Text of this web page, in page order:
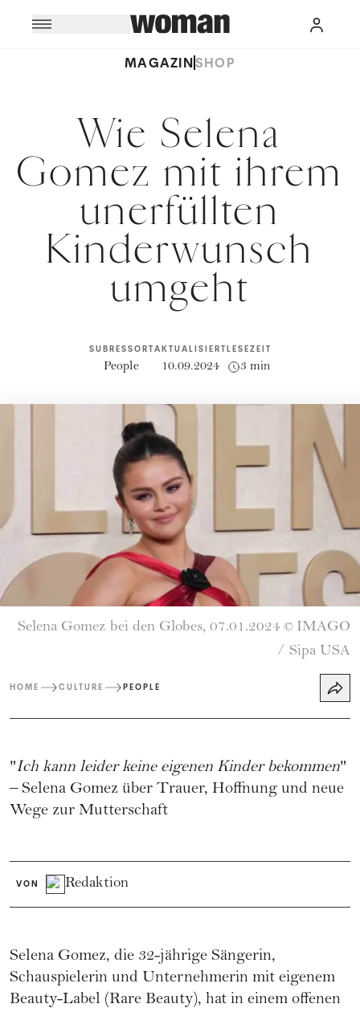
MAGAZINSHOP
Wie Selena
Gomez mit ihrem
unerfüllten
Kinderwunsch
umgeht
SUBRESSORT
People
AKTUALISIERT
10.09.2024
LESEZEIT
3 min
Selena Gomez bei den Globes, 07.01.2024 © IMAGO
/ Sipa USA
HOME CULTURE PEOPLE
"Ich kann leider keine eigenen Kinder bekommen"
– Selena Gomez über Trauer, Hoffnung und neue
Wege zur Mutterschaft
VON Redaktion
Selena Gomez, die 32-jährige Sängerin,
Schauspielerin und Unternehmerin mit eigenem
Beauty-Label (Rare Beauty), hat in einem offenen